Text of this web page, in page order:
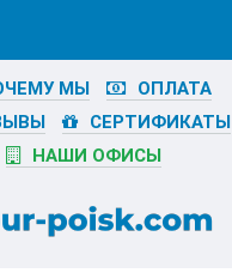
МЫ
ОПЛАТА
СЕРТИФИКАТЫ
НАШИ ОФИСЫ